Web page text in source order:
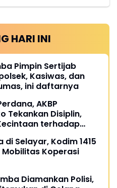
HARI INI
Pimpin Sertijab
Kasiwas, dan
ini daftarnya
AKBP
Tekankan Disiplin,
terhadap
di Selayar, Kodim 1415
Koperasi
Diamankan Polisi,